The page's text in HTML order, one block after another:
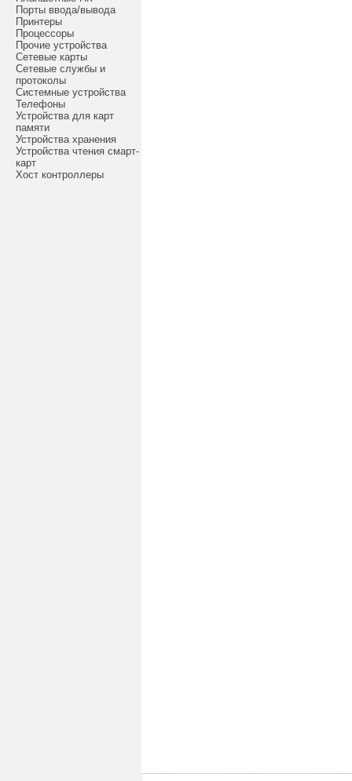
Порты ввода/вывода
Принтеры
Процессоры
Прочие устройства
Сетевые карты
Сетевые службы и
протоколы
Системные устройства
Телефоны
Устройства для карт
памяти
Устройства хранения
Устройства чтения смарт-
карт
Хост контроллеры